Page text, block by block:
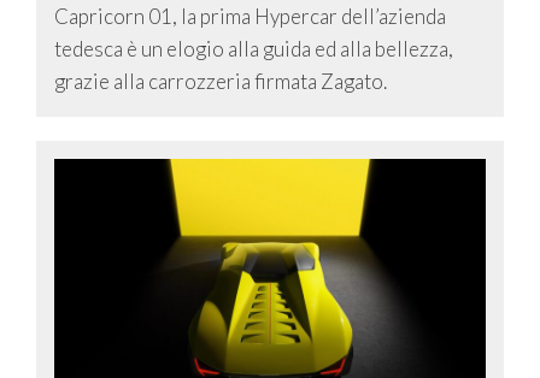
Capricorn 01, la prima Hypercar dell’azienda
tedesca è un elogio alla guida ed alla bellezza,
grazie alla carrozzeria firmata Zagato.